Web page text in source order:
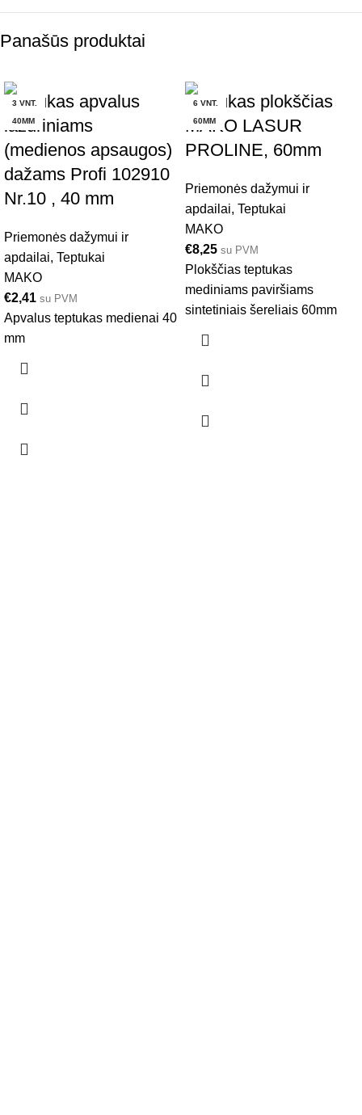
Panašūs produktai
3 VNT.
40MM
Teptukas apvalus
lazuriniams
(medienos apsaugos)
dažams Profi 102910
Nr.10 , 40 mm
Priemonės dažymui ir
apdailai, Teptukai
MAKO
€2,41 su PVM
Apvalus teptukas medienai 40
mm
6 VNT.
60MM
Teptukas plokščias
MAKO LASUR
PROLINE, 60mm
Priemonės dažymui ir
apdailai, Teptukai
MAKO
€8,25 su PVM
Plokščias teptukas
mediniams paviršiams
sintetiniais šereliais 60mm